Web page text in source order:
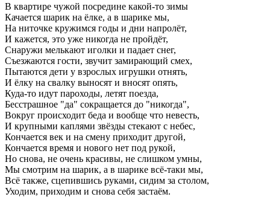
В квартире чужой посредине какой-то зимы
Качается шарик на ёлке, а в шарике мы,
На ниточке кружимся годы и дни напролёт,
И кажется, это уже никогда не пройдёт,
Снаружи мелькают иголки и падает снег,
Съезжаются гости, звучит замирающий смех,
Пытаются дети у взрослых игрушки отнять,
И ёлку на свалку выносят и вносят опять,
Куда-то идут пароходы, летят поезда,
Бесстрашное "да" сокращается до "никогда",
Вокруг происходит беда и вообще что невесть,
И крупными каплями звёзды стекают с небес,
Кончается век и на смену приходит другой,
Кончается время и нового нет под рукой,
Но снова, не очень красивы, не слишком умны,
Мы смотрим на шарик, а в шарике всё-таки мы,
Всё также, сцепившись руками, сидим за столом,
Уходим, приходим и снова себя застаём.